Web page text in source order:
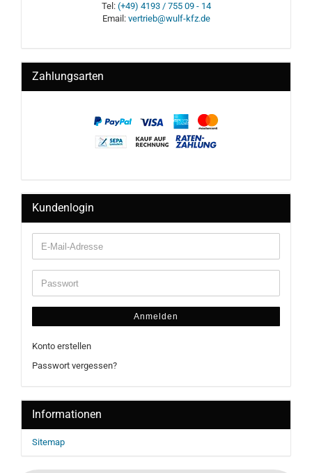
Tel: (+49) 4193 / 755 09 - 14
Email: vertrieb@wulf-kfz.de
Zahlungsarten
Kundenlogin
Anmelden
Konto erstellen
Passwort vergessen?
Informationen
Sitemap